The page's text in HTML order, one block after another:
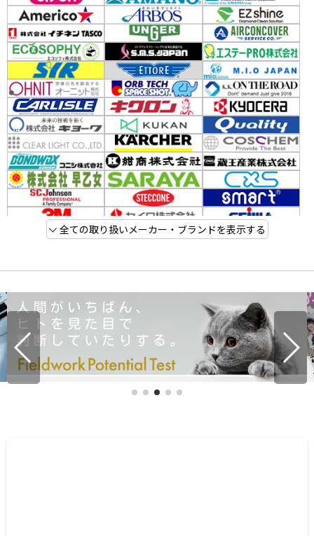
全ての取り扱いメーカー・ブランドを表示する